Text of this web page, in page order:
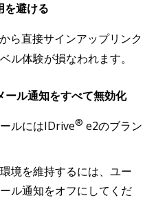
を避ける
ら直接サインアップリンク
ル体験が損なわれます。
ール通知をすべて無効化
ルにはIDrive® e2のブラン
境を維持するには、ユー
ル通知をオフにしてくだ